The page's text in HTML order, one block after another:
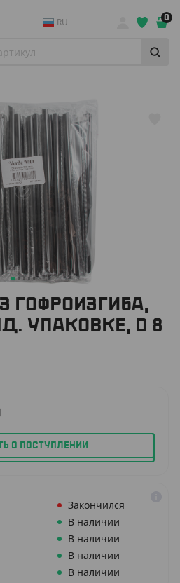
RU 0
ГОФРОИЗГИБА,
УПАКОВКЕ, D 8
О ПОСТУПЛЕНИИ
Закончился
В наличии
В наличии
В наличии
В наличии